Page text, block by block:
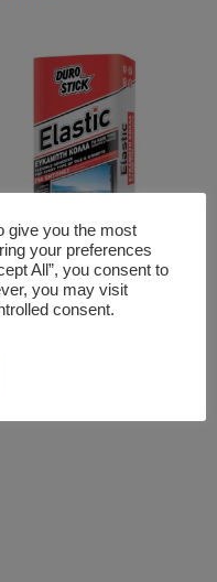
Εύκαμπτη Κόλλα Για
give you the most
your preferences
All”, you consent to
you may visit
consent.